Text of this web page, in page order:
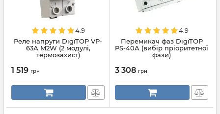
4.9
Реле напруги DigiTOP VP-
63А M2W (2 модулі,
термозахист)
1 519 грн
4.9
Перемикач фаз DigiTOP
PS-40A (вибір пріоритетної
фази)
3 308 грн